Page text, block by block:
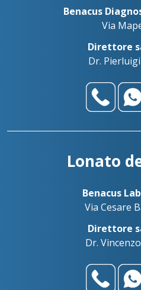
Benacus
Via
Direttore
Dr.
Lonato
Benacus
Via Cesare
Direttore
Dr.